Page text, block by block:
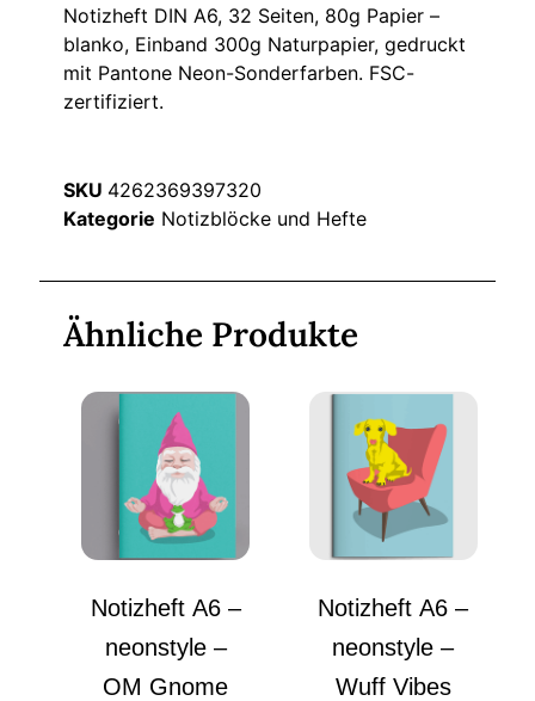
Notizheft DIN A6, 32 Seiten, 80g Papier –
blanko, Einband 300g Naturpapier, gedruckt
mit Pantone Neon-Sonderfarben. FSC-
zertifiziert.
SKU 4262369397320
Kategorie Notizblöcke und Hefte
Ähnliche Produkte
Notizheft A6 –
neonstyle –
OM Gnome
Notizheft A6 –
neonstyle –
Wuff Vibes